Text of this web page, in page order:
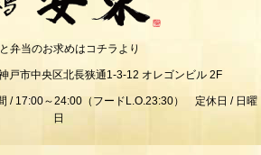
弁当のお求めはコチラより
市中央区北長狭通1-3-12 オレゴンビル 2F
/ 17:00～24:00（フードL.O.23:30） 定休日 / 日曜
日